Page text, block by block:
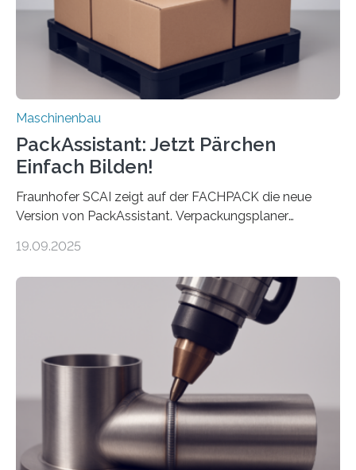
Auftrag kann das Umrüsten…
Maschinenbau
PackAssistant: Jetzt Pärchen
Einfach Bilden!
Fraunhofer SCAI zeigt auf der FACHPACK die neue
Version von PackAssistant. Verpackungsplaner
Automobil, Maschinenbau und in der Zulieferindustrie.
Teile als eine Einheit verpacken. Die Anordnung kann
der Benutzer vorgeben und erhält so mehr Kontrolle
über die Positionierung der Bauteile. Die ebenfalls neue
Automatisierungsschnittstelle dient dazu, die Software
besser in spezifische Unternehmensprozesse
einzubinden. Sankt Augustin – Zur Messe FACHPACK
vom 23. bis 25. September in Nürnberg…
19.09.2025